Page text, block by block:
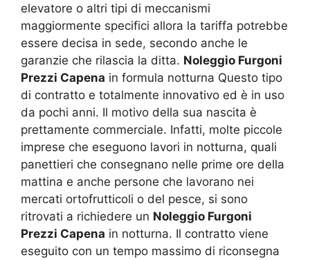
elevatore o altri tipi di meccanismi
maggiormente specifici allora la tariffa potrebbe
essere decisa in sede, secondo anche le
garanzie che rilascia la ditta. Noleggio Furgoni
Prezzi Capena in formula notturna Questo tipo
di contratto e totalmente innovativo ed è in uso
da pochi anni. Il motivo della sua nascita è
prettamente commerciale. Infatti, molte piccole
imprese che eseguono lavori in notturna, quali
panettieri che consegnano nelle prime ore della
mattina e anche persone che lavorano nei
mercati ortofrutticoli o del pesce, si sono
ritrovati a richiedere un Noleggio Furgoni
Prezzi Capena in notturna. Il contratto viene
eseguito con un tempo massimo di riconsegna